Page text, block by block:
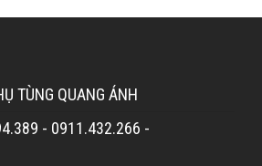
TÙNG QUANG ÁNH
- 0911.432.266 -